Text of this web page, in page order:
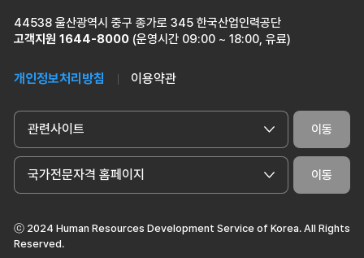
44538 울산광역시 중구 종가로 345 한국산업인력공단
고객지원 1644-8000 (운영시간 09:00 ~ 18:00, 유료)
개인정보처리방침 이용약관
관련사이트 이동
국가전문자격 홈페이지 이동
ⓒ 2024 Human Resources Development Service of Korea. All Rights
Reserved.